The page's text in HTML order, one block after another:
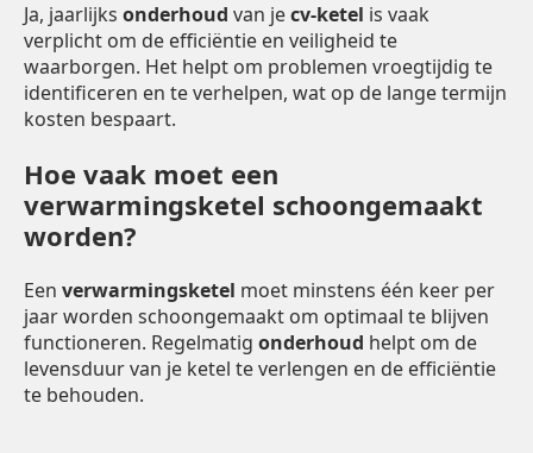
Ja, jaarlijks onderhoud van jecv-ketel is vaak
verplicht om de efficiëntie en veiligheid te
waarborgen. Het helpt om problemen vroegtijdig te
identificeren en te verhelpen, wat op de lange termijn
kosten bespaart.
Hoe vaak moet een
verwarmingsketel schoongemaakt
worden?
Een verwarmingsketel moet minstens één keer per
jaar worden schoongemaakt om optimaal te blijven
functioneren. Regelmatig onderhoud helpt om de
levensduur van je ketel te verlengen en de efficiëntie
te behouden.